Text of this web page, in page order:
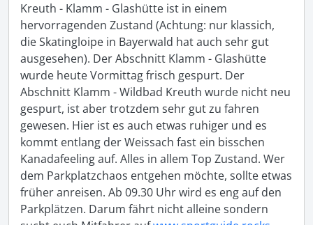
Kreuth - Klamm - Glashütte ist in einem
hervorragenden Zustand (Achtung: nur klassich,
die Skatingloipe in Bayerwald hat auch sehr gut
ausgesehen). Der Abschnitt Klamm - Glashütte
wurde heute Vormittag frisch gespurt. Der
Abschnitt Klamm - Wildbad Kreuth wurde nicht neu
gespurt, ist aber trotzdem sehr gut zu fahren
gewesen. Hier ist es auch etwas ruhiger und es
kommt entlang der Weissach fast ein bisschen
Kanadafeeling auf. Alles in allem Top Zustand. Wer
dem Parkplatzchaos entgehen möchte, sollte etwas
früher anreisen. Ab 09.30 Uhr wird es eng auf den
Parkplätzen. Darum fährt nicht alleine sondern